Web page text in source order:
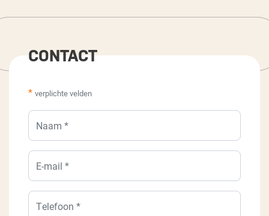
CONTACT
* verplichte velden